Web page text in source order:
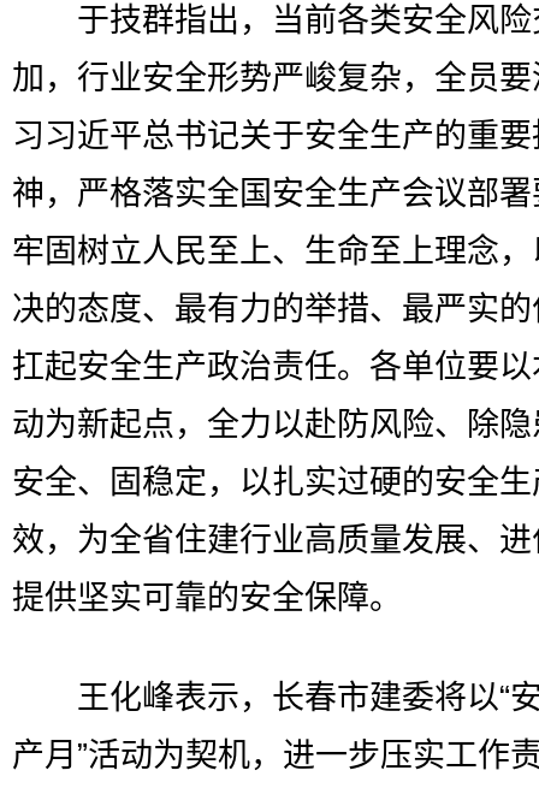
于技群指出，当前各类安全风险
加，行业安全形势严峻复杂，全员
习习近平总书记关于安全生产的重
神，严格落实全国安全生产会议部
牢固树立人民至上、生命至上理念
决的态度、最有力的举措、最严实
扛起安全生产政治责任。各单位要
动为新起点，全力以赴防风险、除
安全、固稳定，以扎实过硬的安全
效，为全省住建行业高质量发展、
提供坚实可靠的安全保障。
王化峰表示，长春市建委将以“
产月”活动为契机，进一步压实工作